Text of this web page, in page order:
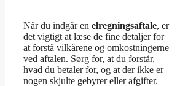
Når du indgår en elregningsaftale, er
det vigtigt at læse de fine detaljer for
at forstå vilkårene og omkostningerne
ved aftalen. Sørg for, at du forstår,
hvad du betaler for, og at der ikke er
nogen skjulte gebyrer eller afgifter.